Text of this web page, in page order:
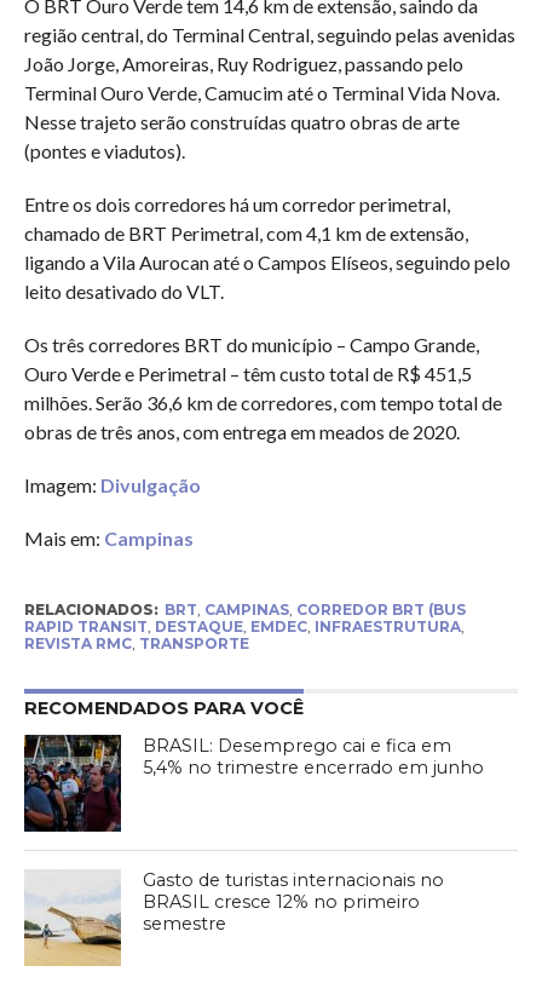
O BRT Ouro Verde tem 14,6 km de extensão, saindo da
região central, do Terminal Central, seguindo pelas avenidas
João Jorge, Amoreiras, Ruy Rodriguez, passando pelo
Terminal Ouro Verde, Camucim até o Terminal Vida Nova.
Nesse trajeto serão construídas quatro obras de arte
(pontes e viadutos).
Entre os dois corredores há um corredor perimetral,
chamado de BRT Perimetral, com 4,1 km de extensão,
ligando a Vila Aurocan até o Campos Elíseos, seguindo pelo
leito desativado do VLT.
Os três corredores BRT do município – Campo Grande,
Ouro Verde e Perimetral – têm custo total de R$ 451,5
milhões. Serão 36,6 km de corredores, com tempo total de
obras de três anos, com entrega em meados de 2020.
Imagem: Divulgação
Mais em: Campinas
RELACIONADOS: BRT, CAMPINAS, CORREDOR BRT (BUS
RAPID TRANSIT, DESTAQUE, EMDEC, INFRAESTRUTURA,
REVISTA RMC, TRANSPORTE
RECOMENDADOS PARA VOCÊ
BRASIL: Desemprego cai e fica em
5,4% no trimestre encerrado em junho
Gasto de turistas internacionais no
BRASIL cresce 12% no primeiro
semestre